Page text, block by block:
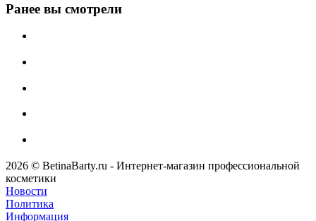
Ранее вы смотрели
2026 © BetinaBarty.ru - Интернет-магазин профессиональной
косметики
Новости
Политика
Информация